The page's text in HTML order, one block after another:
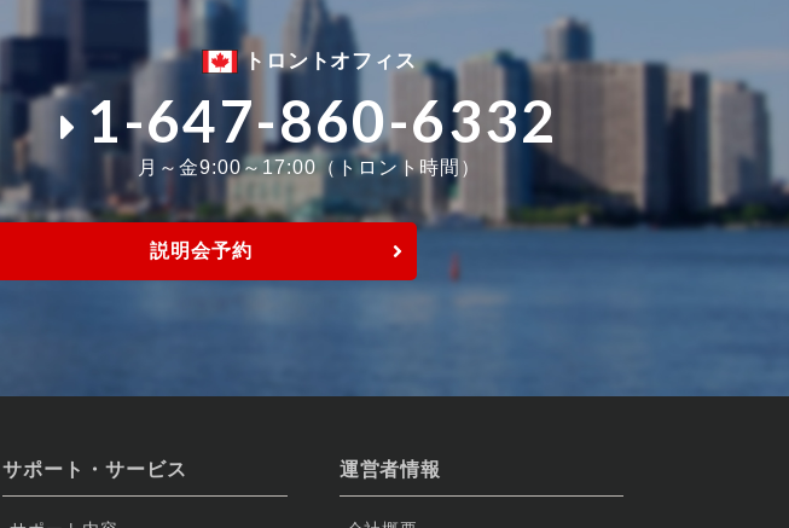
トロントオフィス
1-647-860-6332
月～金9:00～17:00（トロント時間）
説明会予約
サポート・サービス 運営者情報